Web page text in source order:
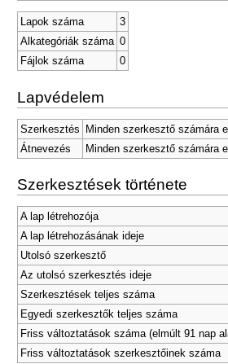
Lapok száma
3
Alkategóriák száma 0
Fájlok száma
0
Lapvédelem
Szerkesztés Minden szerkesztő számára
Átnevezés
Minden szerkesztő számára
Szerkesztések története
A lap létrehozója
A lap létrehozásának ideje
Utolsó szerkesztő
Az utolsó szerkesztés ideje
Szerkesztések teljes száma
Egyedi szerkesztők teljes száma
Friss változtatások száma (elmúlt 91 nap
Friss változtatások szerkesztőinek száma